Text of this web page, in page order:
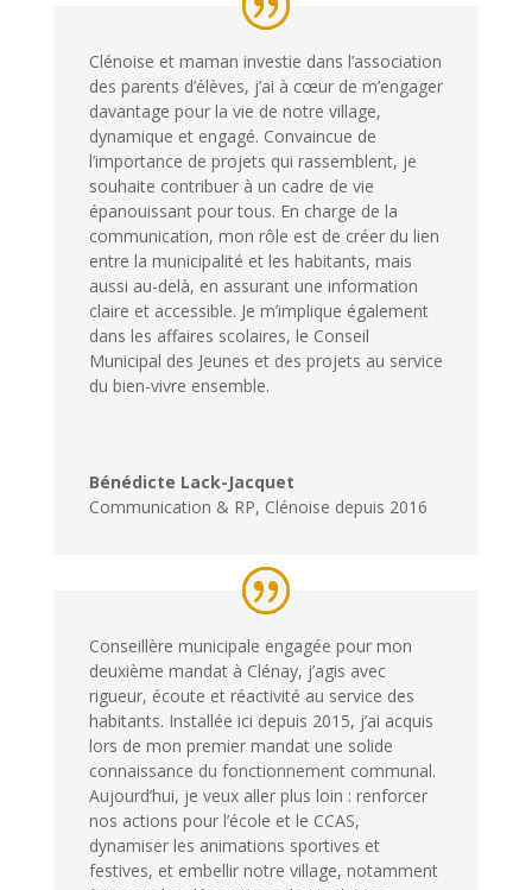
Clénoise et maman investie dans l’association
des parents d’élèves, j’ai à cœur de m’engager
davantage pour la vie de notre village,
dynamique et engagé. Convaincue de
l’importance de projets qui rassemblent, je
souhaite contribuer à un cadre de vie
épanouissant pour tous. En charge de la
communication, mon rôle est de créer du lien
entre la municipalité et les habitants, mais
aussi au-delà, en assurant une information
claire et accessible. Je m’implique également
dans les affaires scolaires, le Conseil
Municipal des Jeunes et des projets au service
du bien-vivre ensemble.
Bénédicte Lack-Jacquet
Communication & RP, Clénoise depuis 2016
Conseillère municipale engagée pour mon
deuxième mandat à Clénay, j’agis avec
rigueur, écoute et réactivité au service des
habitants. Installée ici depuis 2015, j’ai acquis
lors de mon premier mandat une solide
connaissance du fonctionnement communal.
Aujourd’hui, je veux aller plus loin : renforcer
nos actions pour l’école et le CCAS,
dynamiser les animations sportives et
festives, et embellir notre village, notamment